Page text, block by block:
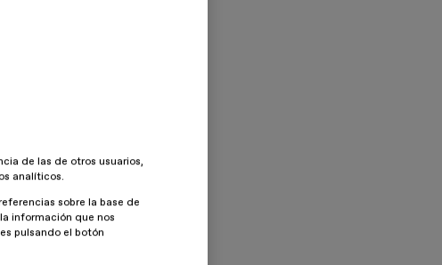
de las de otros usuarios,
analíticos.
sobre la base de
información que nos
pulsando el botón